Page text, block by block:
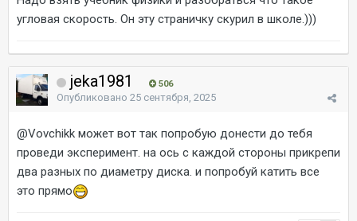
угловая скорость. Он эту страничку скурил в школе.)))
jeka1981 506
Опубликовано 25 сентября, 2025
@Vovchikk может вот так попробую донести до тебя
проведи эксперимент. на ось с каждой стороны прикрепи
два разных по диаметру диска. и попробуй катить все
это прямо